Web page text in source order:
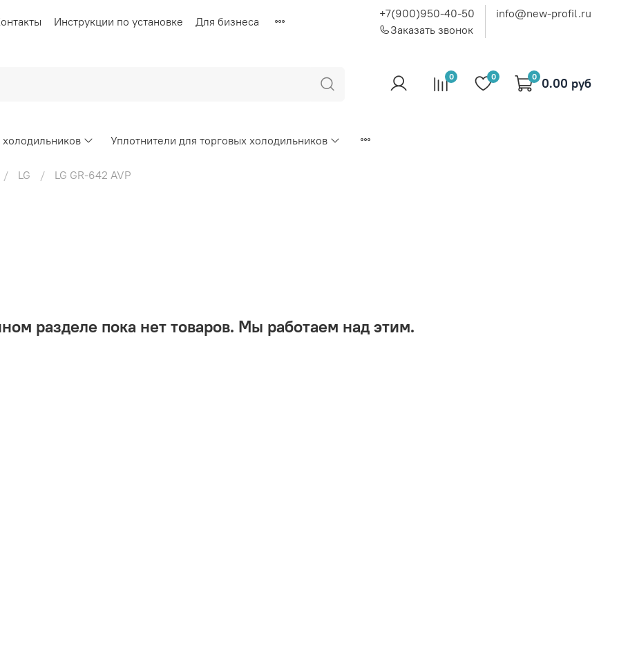
Инструкции по установке Для бизнеса
+7(900)950-40-50
Заказать звонок
info@new-profil.ru
0 0 0 0.00 руб
Уплотнители для торговых холодильников
LG LG GR-642 AVP
разделе пока нет товаров. Мы работаем над этим.